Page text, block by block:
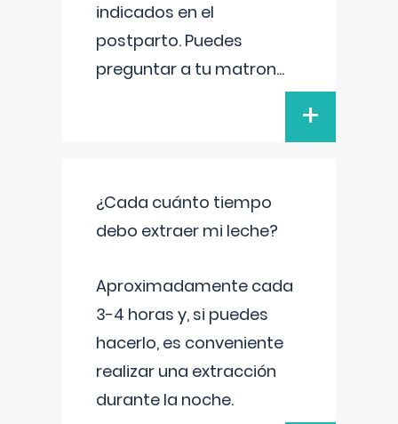
indicados en el
postparto. Puedes
preguntar a tu matron...
+
¿Cada cuánto tiempo
debo extraer mi leche?
Aproximadamente cada
3-4 horas y, si puedes
hacerlo, es conveniente
realizar una extracción
durante la noche.